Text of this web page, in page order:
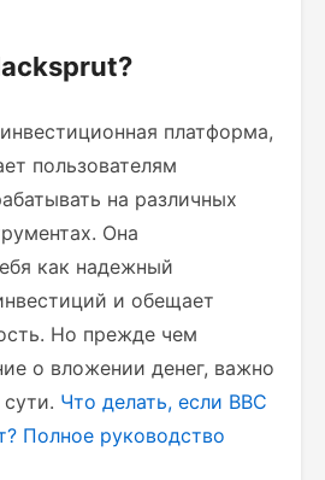
платформа,
пользователям
на различных
Она
как надежный
и обещает
Но прежде чем
о вложении денег, важно
Что делать, если BBC
Полное руководство